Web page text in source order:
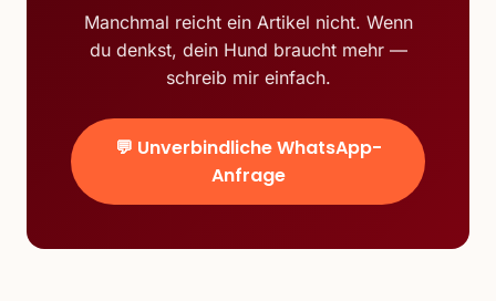
Manchmal reicht ein Artikel nicht. Wenn
du denkst, dein Hund braucht mehr —
schreib mir einfach.
💬 Unverbindliche WhatsApp-
Anfrage